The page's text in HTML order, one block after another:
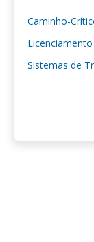
Caminho-
Sistemas de